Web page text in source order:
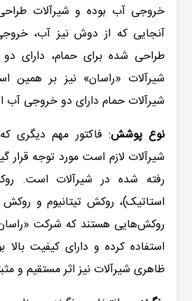
خروجی آب بوده و شیرآلات
آنجایی که از دوش نیز آب،
طراحی شده برای حمام، دارای
شیرآلات «راسان» نیز بر همین
شیرآلات حمام دارای دو خروجی
نوع پوشش:فاکتور مهم دیگری
شیرآلات لازم است مورد توجه قرار
رفته شده در شیرآلات است.
استاتیک)، روکش تیتانیوم و روکش
روکش‌هایی هستند که شرکت
استفاده کرده و دارای کیفیت بالا
ظاهری شیرآلات نیز اثر مستقیم و